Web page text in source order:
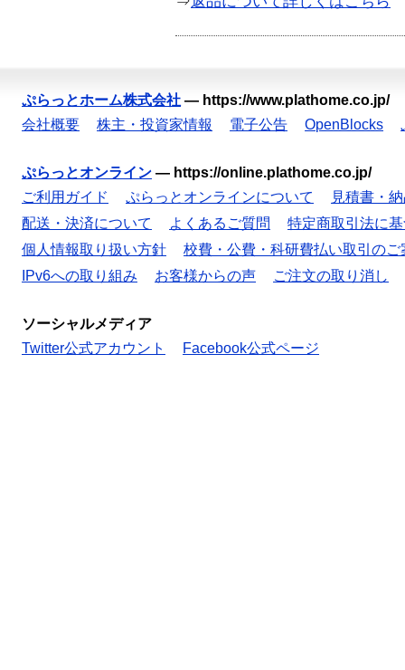
ぷらっとホーム株式会社 — https://www.plathome.co.jp/
会社概要
株主・投資家情報 電子公告 OpenBlocks
ぷらっとオンライン — https://online.plathome.co.jp/
ご利用ガイド
ぷらっとオンラインについて
見積書・
配送・決済について
よくあるご質問
特定商取引法に
個人情報取り扱い方針
校費・公費・科研費払い取引のご
IPv6への取り組み
お客様からの声 ご注文の取り消し
ソーシャルメディア
Twitter公式アカウント
Facebook公式ページ